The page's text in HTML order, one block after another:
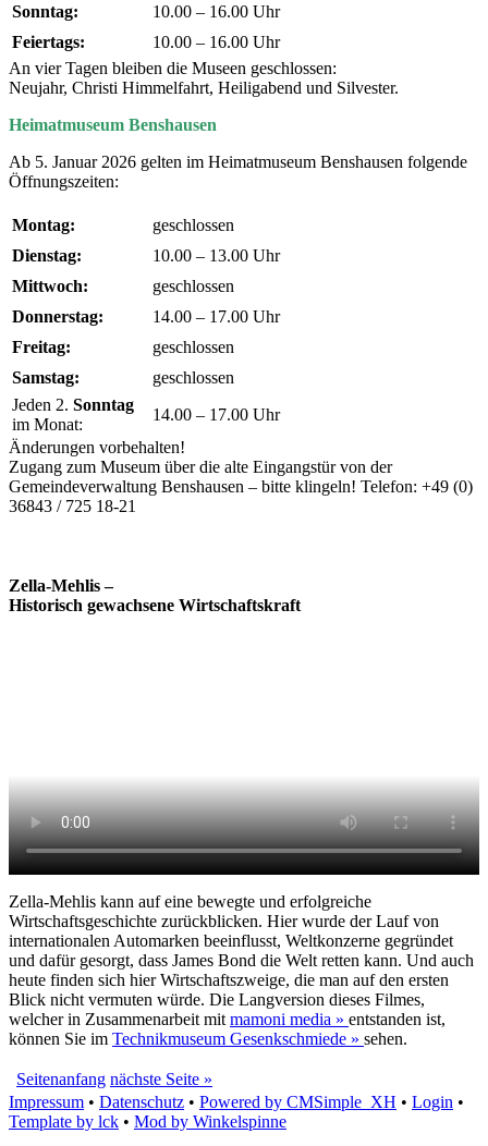
Sonntag:
10.00 – 16.00 Uhr
Feiertags:
10.00 – 16.00 Uhr
An vier Tagen bleiben die Museen geschlossen:
Neujahr, Christi Himmelfahrt, Heiligabend und Silvester.
Heimatmuseum Benshausen
Ab 5. Januar 2026 gelten im Heimatmuseum Benshausen folgende
Öffnungszeiten:
Montag:
geschlossen
Dienstag:
10.00 – 13.00 Uhr
Mittwoch:
geschlossen
Donnerstag:
14.00 – 17.00 Uhr
Freitag:
geschlossen
Samstag:
geschlossen
Jeden 2. Sonntag
im Monat:
14.00 – 17.00 Uhr
Änderungen vorbehalten!
Zugang zum Museum über die alte Eingangstür von der
Gemeindeverwaltung Benshausen – bitte klingeln! Telefon: +49 (0)
36843 / 725 18-21
Zella-Mehlis –
Historisch gewachsene Wirtschaftskraft
Zella-Mehlis kann auf eine bewegte und erfolgreiche
Wirtschaftsgeschichte zurückblicken. Hier wurde der Lauf von
internationalen Automarken beeinflusst, Weltkonzerne gegründet
und dafür gesorgt, dass James Bond die Welt retten kann. Und auch
heute finden sich hier Wirtschaftszweige, die man auf den ersten
Blick nicht vermuten würde. Die Langversion dieses Filmes,
welcher in Zusammenarbeit mit mamoni media » entstanden ist,
können Sie im Technikmuseum Gesenkschmiede » sehen.
Seitenanfang nächste Seite »
Impressum • Datenschutz • Powered by CMSimple_XH • Login •
Template by lck • Mod by Winkelspinne